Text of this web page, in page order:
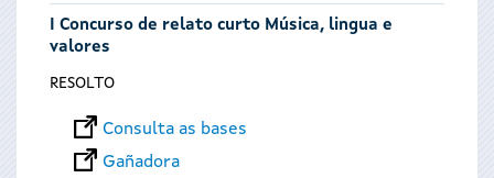
I Concurso de relato curto Música, lingua e
valores
RESOLTO
Consulta as bases
Gañadora